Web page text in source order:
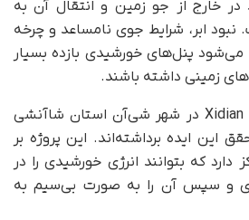
در خارج از جو زمین و انتقال آن به
ابر، شرایط جوی نامساعد و چرخه
پنل‌های خورشیدی بازده بسیار
زمینی داشته باشند.
اکنون محققان دانشگاه Xidian در شهر شی‌آن استان شاآنشی
این ایده برداشته‌اند. این پروژه بر
دارد که بتوانند انرژی خورشیدی را در
و سپس آن را به‌ صورت بی‌سیم به